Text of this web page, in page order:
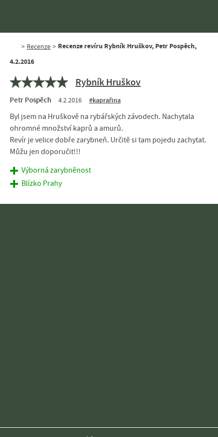
> Recenze > Recenze revíru Rybník Hruškov, Petr Pospěch,
4.2.2016
Rybník Hruškov
Petr Pospěch 4.2.2016 #kaprařina
Byl jsem na Hruškově na rybářských závodech. Nachytala
ohromné množství kaprů a amurů.
Revír je velice dobře zarybneň. Určitě si tam pojedu zachytat.
Můžu jen doporučit!!!
Výborná zarybněnost
Blízko Prahy